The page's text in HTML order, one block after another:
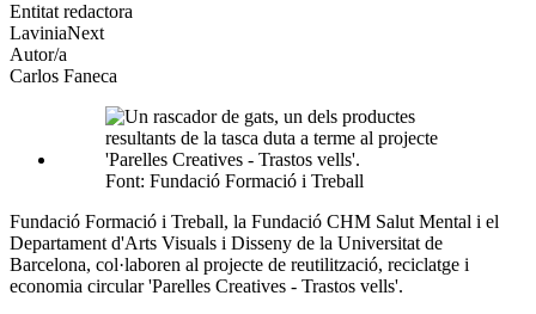
altres
xarxes
socials
Entitat redactora
LaviniaNext
Autor/a
Carlos Faneca
Font: Fundació Formació i Treball
Fundació Formació i Treball, la Fundació CHM Salut Mental i el
Departament d'Arts Visuals i Disseny de la Universitat de
Barcelona, col·laboren al projecte de reutilització, reciclatge i
economia circular 'Parelles Creatives - Trastos vells'.